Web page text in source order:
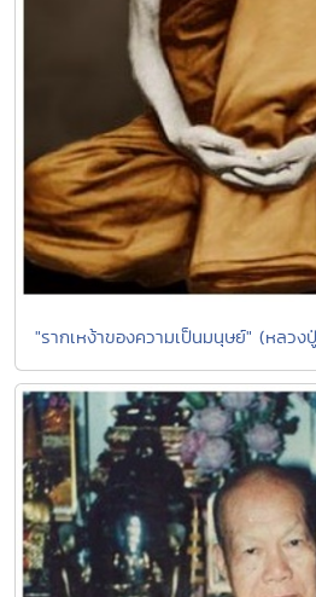
"รากเหง้าของความเป็นมนุษย์" (หลว